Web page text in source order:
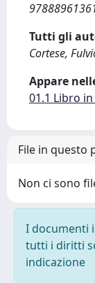
Tutti gli
Cortese,
Appare
01.1 Libro
File in questo
Non ci sono
I documenti
tutti i diritti
indicazione